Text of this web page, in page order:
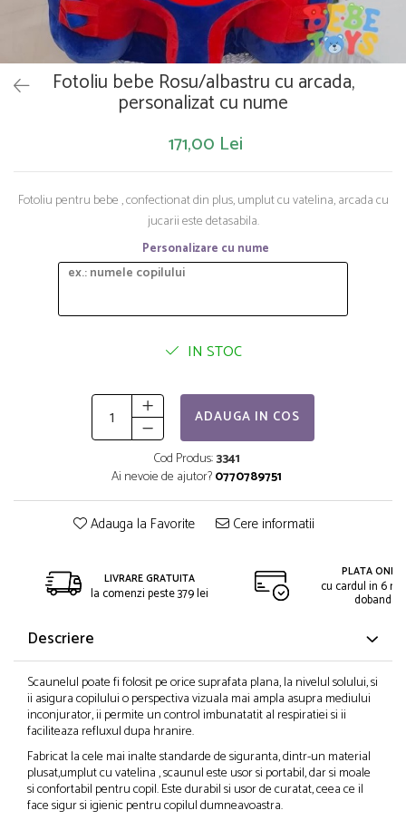
Papusi si accesorii
Trotinete
Trenulete si masinute
Unelte si bancuri de lucru
Fotoliu bebe Rosu/albastru cu arcada,
personalizat cu nume
171,00 Lei
Fotoliu pentru bebe , confectionat din plus, umplut cu vatelina, arcada cu
jucarii este detasabila.
Personalizare cu nume
IN STOC
ADAUGA IN COS
Cod Produs:3341
Ai nevoie de ajutor?0770789751
Adauga la Favorite Cere informatii
LIVRARE GRATUITA
la comenzi peste 379 lei
PLATA
cu cardul in 6
dobanda
Descriere
Scaunelul poate fi folosit pe orice suprafata plana, la nivelul solului, si
ii asigura copilului o perspectiva vizuala mai ampla asupra mediului
inconjurator, ii permite un control imbunatatit al respiratiei si ii
faciliteaza refluxul dupa hranire.
Fabricat la cele mai inalte standarde de siguranta, dintr-un material
plusat,umplut cu vatelina , scaunul este usor si portabil, dar si moale
si confortabil pentru copil. Este durabil si usor de curatat, ceea ce il
face sigur si igienic pentru copilul dumneavoastra.